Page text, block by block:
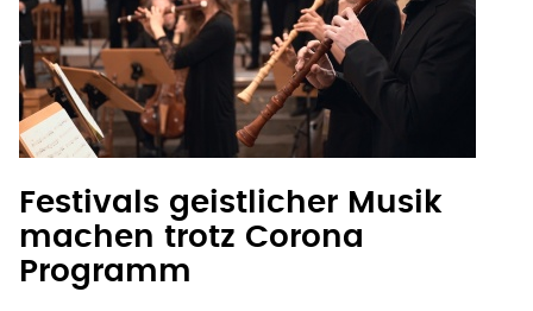
Festivals geistlicher Musik
machen trotz Corona
Programm